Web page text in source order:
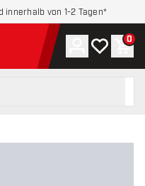
innerhalb von 1-2 Tagen*
Konto
Meine 0